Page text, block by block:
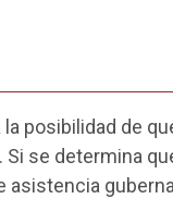
posibilidad de
se determina
asistencia